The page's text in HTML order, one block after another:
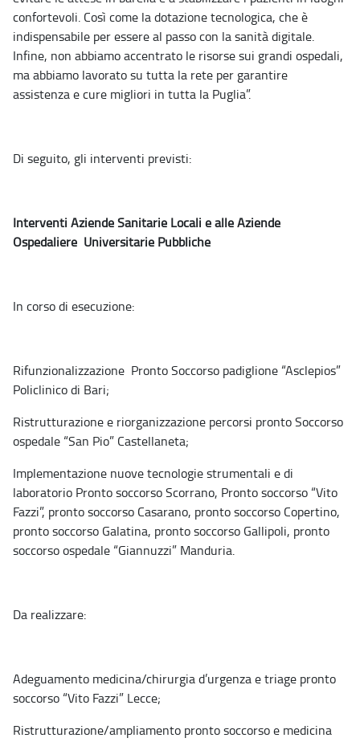
confortevoli. Così come la dotazione tecnologica, che è
indispensabile per essere al passo con la sanità digitale.
Infine, non abbiamo accentrato le risorse sui grandi ospedali,
ma abbiamo lavorato su tutta la rete per garantire
assistenza e cure migliori in tutta la Puglia”.
Di seguito, gli interventi previsti:
Interventi Aziende Sanitarie Locali e alle Aziende
Ospedaliere Universitarie Pubbliche
In corso di esecuzione:
Rifunzionalizzazione Pronto Soccorso padiglione “Asclepios”
Policlinico di Bari;
Ristrutturazione e riorganizzazione percorsi pronto Soccorso
ospedale “San Pio” Castellaneta;
Implementazione nuove tecnologie strumentali e di
laboratorio Pronto soccorso Scorrano, Pronto soccorso “Vito
Fazzi”, pronto soccorso Casarano, pronto soccorso Copertino,
pronto soccorso Galatina, pronto soccorso Gallipoli, pronto
soccorso ospedale “Giannuzzi” Manduria.
Da realizzare:
Adeguamento medicina/chirurgia d’urgenza e triage pronto
soccorso “Vito Fazzi” Lecce;
Ristrutturazione/ampliamento pronto soccorso e medicina